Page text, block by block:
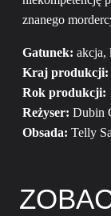
znanego
Gatunek: akcja,
Kraj produkcji:
Rok produkcji:
Reżyser: Dubin
Obsada: Telly